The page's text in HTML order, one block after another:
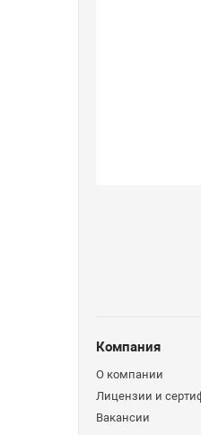
Компания
О компании
Лицензии и
Вакансии